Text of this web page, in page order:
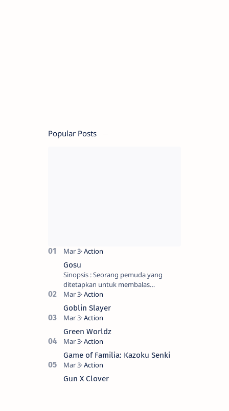
Popular Posts
Gosu
Sinopsis : Seorang pemuda yang
ditetapkan untuk membalas
masternya, seorang seniman bela diri
kuat sekali yang dikhianati oleh anak
buahn…
Goblin Slayer
Green Worldz
Game of Familia: Kazoku Senki
Gun X Clover